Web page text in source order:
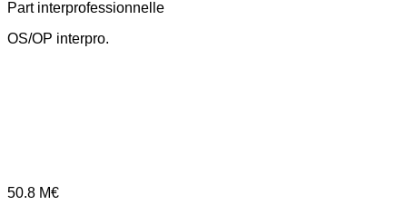
Part interprofessionnelle
OS/OP interpro.
50.8 M€